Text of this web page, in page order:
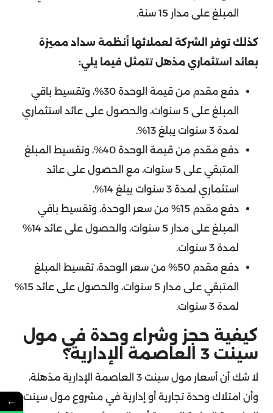
المبلغ على مدار 15 سنة.
كذلك توفر الشركة لعملائها أنظمة سداد مميزة
بعائد استثماري مذهل تتمثل فيما يلي:
دفع مقدم من قيمة الوحدة 30%، وتقسيط باقي
المبلغ على 5 سنوات، والحصول على عائد استثماري
لمدة 3 سنوات يبلغ 13%.
دفع مقدم من قيمة الوحدة 40%، وتقسيط المبلغ
المتبقي على 5 سنوات، مع الحصول على عائد
استثماري لمدة 3 سنوات يبلغ 14%.
دفع مقدم 15% من سعر الوحدة، وتقسيط باقي
المبلغ على مدار 5 سنوات، والحصول على عائد 14%
لمدة 3 سنوات.
دفع مقدم 50% من سعر الوحدة، تقسيط المبلغ
المتبقي على مدار 5 سنوات، والحصول على عائد 15%
لمدة 3 سنوات.
كيفية حجز وشراء وحدة في مول
سينت 3 العاصمة الإدارية؟
لا شك أن أسعار مول سينت 3 العاصمة الإدارية مذهلة،
وأن امتلاك وحدة تجارية أو إدارية في مشروع مول سينت 3 ←